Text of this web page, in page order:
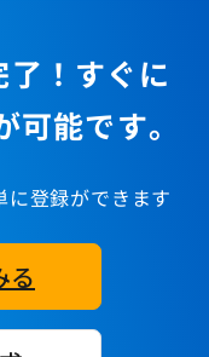
！すぐに
能です。
に登録ができます
る